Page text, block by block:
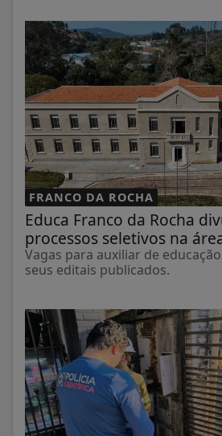
FRANCO DA ROCHA
Educa Franco da Rocha
processos seletivos na
Vagas para auxiliar de
seus editais publicados.